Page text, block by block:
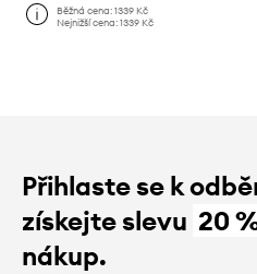
Běžná cena:1339 Kč
Nejnižší cena:1339 Kč
Přihlaste se k
získejte slevu 20
nákup.